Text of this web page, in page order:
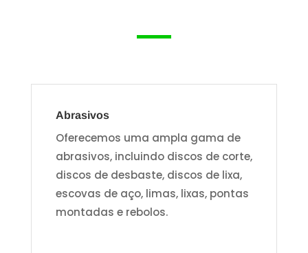
Abrasivos
Oferecemos uma ampla gama de
abrasivos, incluindo discos de corte,
discos de desbaste, discos de lixa,
escovas de aço, limas, lixas, pontas
montadas e rebolos.